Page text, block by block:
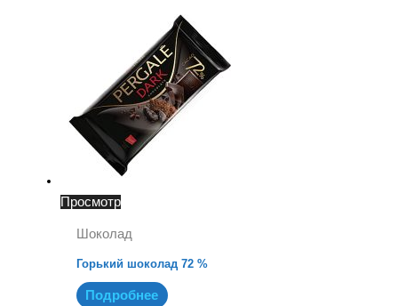
Просмотр
Шоколад
Горький шоколад 72 %
Подробнее